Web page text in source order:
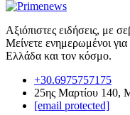
Αξιόπιστες ειδήσεις, με
Μείνετε ενημερωμένοι
Ελλάδα και τον κόσμο.
+30.6975757175
25ης Μαρτίου 140,
[email protected]